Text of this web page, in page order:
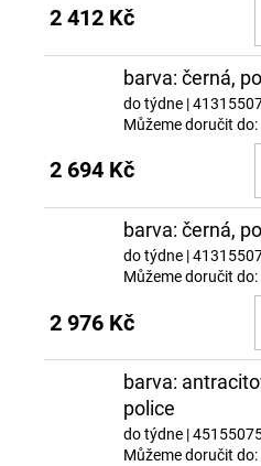
2 412 Kč
barva: černá,
do týdne |
Můžeme doručit do:
2 694 Kč
barva: černá,
do týdne |
Můžeme doručit do:
2 976 Kč
barva:
police
do týdne |
Můžeme doručit do: